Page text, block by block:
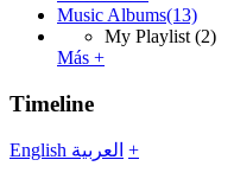
Music Albums(13)
My Playlist (2)
Más +
Timeline
English العربية +